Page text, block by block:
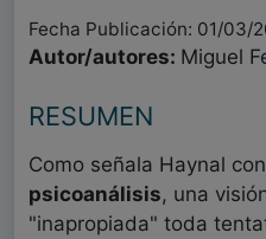
Fecha Publicación: 01/03/
Autor/autores: Miguel
RESUMEN
Como señala Haynal
psicoanálisis, una
"inapropiada" toda